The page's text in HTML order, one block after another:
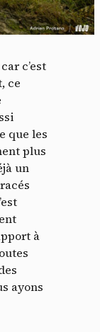
c’est
ce
que les
plus
un
à
ayons